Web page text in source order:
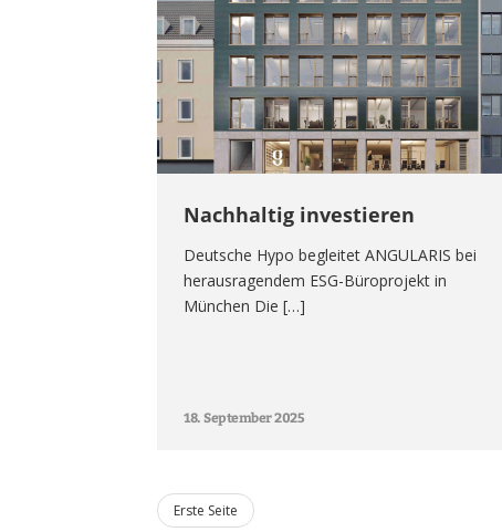
Nachhaltig investieren
Deutsche Hypo begleitet ANGULARIS bei
herausragendem ESG-Büroprojekt in
München Die […]
18. September 2025
Erste Seite